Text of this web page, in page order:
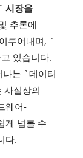
시장을
추론에
루어내며, `
있습니다.
나는 `데이터
실상의
웨어-
게 넘볼 수
다.